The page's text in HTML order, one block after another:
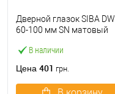
В наличии
Дверной глазок SIBA DW
60-100 мм SN матовый
Цена 401 грн.